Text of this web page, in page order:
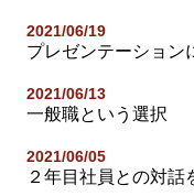
2021/06/19
プレゼンテーション
2021/06/13
一般職という選択
2021/06/05
２年目社員との対話